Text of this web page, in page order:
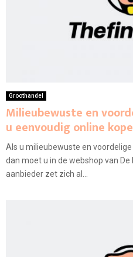
Groothandel
Milieubewuste en
u eenvoudig online
Als u milieubewuste en
dan moet u in de webshop van De
aanbieder zet zich al...